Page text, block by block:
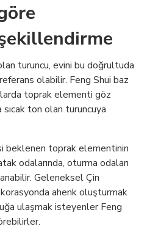
turuncu, evini bu doğrultuda
olabilir. Feng Shui baz
toprak elementi göz
ton olan turuncuya
toprak elementinin
odalarında, oturma odaları
Geleneksel Çin
ahenk oluşturmak
ulaşmak isteyenler Feng